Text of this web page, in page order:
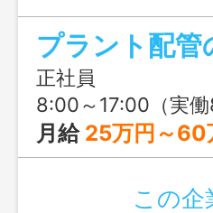
問・不安がある人
プラント配
正社員
8:00～17:00（実働
月給 25万円～60万円＋各種手当 ※ご経験や成長意欲
この